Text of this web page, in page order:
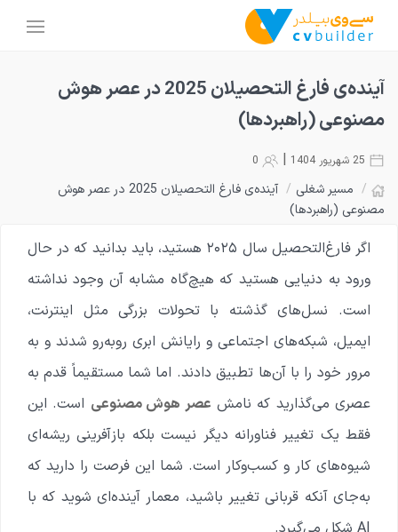
آینده‌ی فارغ التحصیلان 2025 در عصر هوش
مصنوعی (راهبردها)
|
/ مسیر شغلی /
آینده‌ی فارغ التحصیلان 2025 در عصر هوش
مصنوعی (راهبردها)
اگر فارغ‌التحصیل سال ۲۰۲۵ هستید، باید بدانید که در حال
ورود به دنیایی هستید که هیچ‌گاه مشابه آن وجود نداشته
است. نسل‌های گذشته با تحولات بزرگی مثل اینترنت،
ایمیل، شبکه‌های اجتماعی و رایانش ابری روبه‌رو شدند و به
مرور خود را با آن‌ها تطبیق دادند. اما شما مستقیماً قدم به
عصری می‌گذارید که نامش عصر هوش مصنوعی است. این
فقط یک تغییر فناورانه دیگر نیست بلکه بازآفرینی ریشه‌ای
شیوه‌های کار و کسب‌وکار است. شما این فرصت را دارید که
به‌جای آنکه قربانی تغییر باشید، معمار آینده‌ای شوید که با